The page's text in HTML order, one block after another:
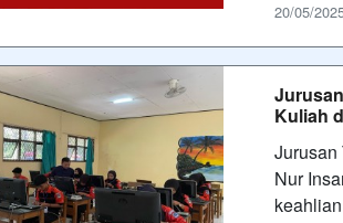
20/05/
Kuliah
Jurusan
Nur